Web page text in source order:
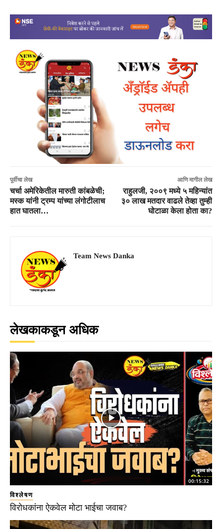
पूर्वीचा लेख
चर्चा अमेरिकेतील मारुती कांबळेची;
मस्क यांनी ट्रम्प यांच्या लंगोटीलाच
हात घातला…
आणि मागील लेख
राहुलजी, २००९ मध्ये ५ महिन्यांत
३० लाख मतदार वाढले तेव्हा तुम्ही
घोटाळा केला होता का?
Team News Danka
लेखकाकडून अधिक
00:15:32
विश्लेषण
विरोधकांना ऐकवेल मोटा भाईचा जवाब?